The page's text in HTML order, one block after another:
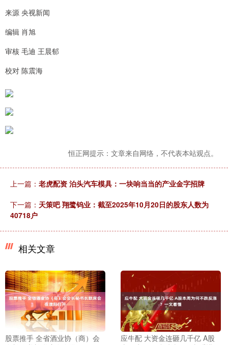
来源 央视新闻
编辑 肖旭
审核 毛迪 王晨郁
校对 陈震海
恒正网提示：文章来自网络，不代表本站观点。
上一篇： 老虎配资 泊头汽车模具：一块响当当的产业金字招牌
下一篇： 天策吧 翔鹭钨业：截至2025年10月20日的股东人数为
40718户
相关文章
股票推手 全省酒业协（商）会
应牛配 大资金连砸几千亿 A股